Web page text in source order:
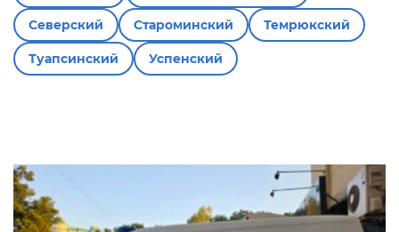
Северский Староминский Темрюкский
Туапсинский Успенский